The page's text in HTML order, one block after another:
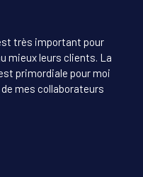
très important pour
mieux leurs clients. La
primordiale pour moi
mes collaborateurs